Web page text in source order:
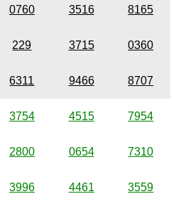
0760 3516 8165
229 3715 0360
6311 9466 8707
3754 4515 7954
2800 0654 7310
3996 4461 3559